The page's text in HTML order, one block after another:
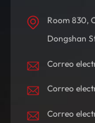
Room 830,
Dongshan
Correo
Correo
Correo